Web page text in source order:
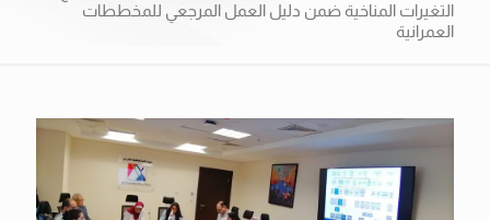
التغيرات المناخية ضمن دليل العمل المرجعي للمخططات
العمرانية